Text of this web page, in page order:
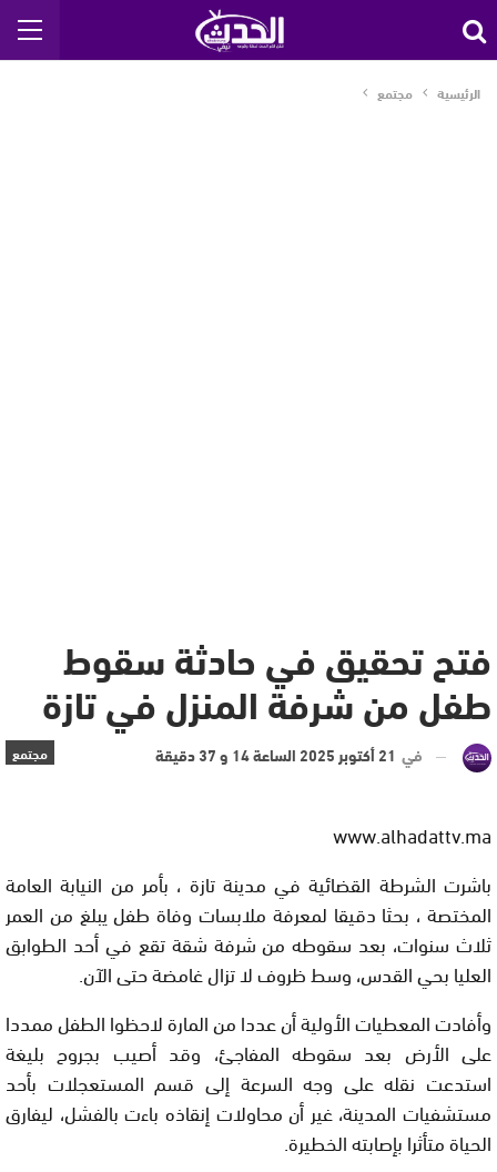
الرئيسية مجتمع
فتح تحقيق في حادثة سقوط
طفل من شرفة المنزل في تازة
مجتمع في 21 أكتوبر 2025 الساعة 14 و 37 دقيقة
www.alhadattv.ma
باشرت الشرطة القضائية في مدينة تازة ، بأمر من النيابة العامة
المختصة ، بحثا دقيقا لمعرفة ملابسات وفاة طفل يبلغ من العمر
ثلاث سنوات، بعد سقوطه من شرفة شقة تقع في أحد الطوابق
العليا بحي القدس، وسط ظروف لا تزال غامضة حتى الآن.
وأفادت المعطيات الأولية أن عددا من المارة لاحظوا الطفل ممددا
على الأرض بعد سقوطه المفاجئ، وقد أصيب بجروح بليغة
استدعت نقله على وجه السرعة إلى قسم المستعجلات بأحد
مستشفيات المدينة، غير أن محاولات إنقاذه باءت بالفشل، ليفارق
الحياة متأثرا بإصابته الخطيرة.